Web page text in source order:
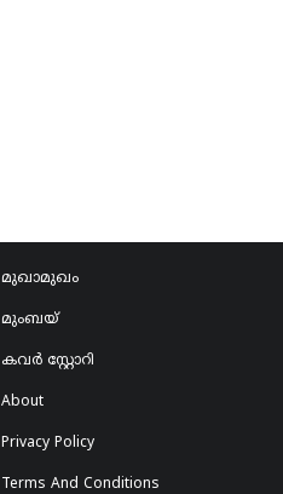
മുഖാമുഖം
മുംബയ്
കവർ സ്റ്റോറി
About
Privacy Policy
Terms And Conditions